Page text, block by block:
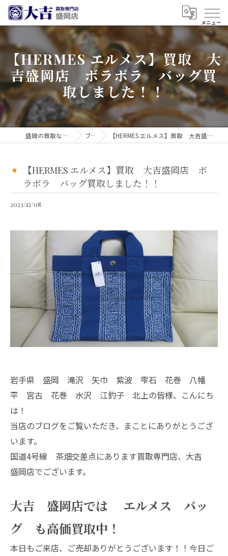
【HERMES エルメス】買取 大
吉盛岡店 ボラボラ バッグ買
取しました！！
盛岡の買取なら買取大吉 盛岡店 ブログ 【HERMES エルメス】買取 大吉盛岡店 ボラボラ バッグ買取しました！！
【HERMES エルメス】買取 大吉盛岡店 ボ
ラボラ バッグ買取しました！！
2023/12/08
岩手県 盛岡 滝沢 矢巾 紫波 雫石 花巻 八幡
平 宮古 花巻 水沢 江釣子 北上の皆様、こんにち
は！
当店のブログをご覧いただき、まことにありがとうござ
います。
国道4号線 茶畑交差点にあります買取専門店、大吉
盛岡店でございます。
大吉 盛岡店では エルメス バッ
グ も高価買取中！
本日もご来店、ご売却ありがとうございます！！今日ご